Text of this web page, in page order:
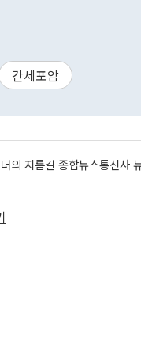
간세포암
의 지름길 종합뉴스통신